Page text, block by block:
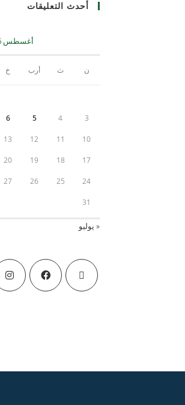
أحدث التعليقات
أغسطس 2026
ن ث أرب خ
3
4
5
6
10
11
12
13
17
18
19
20
24
25
26
27
31
« يوليو